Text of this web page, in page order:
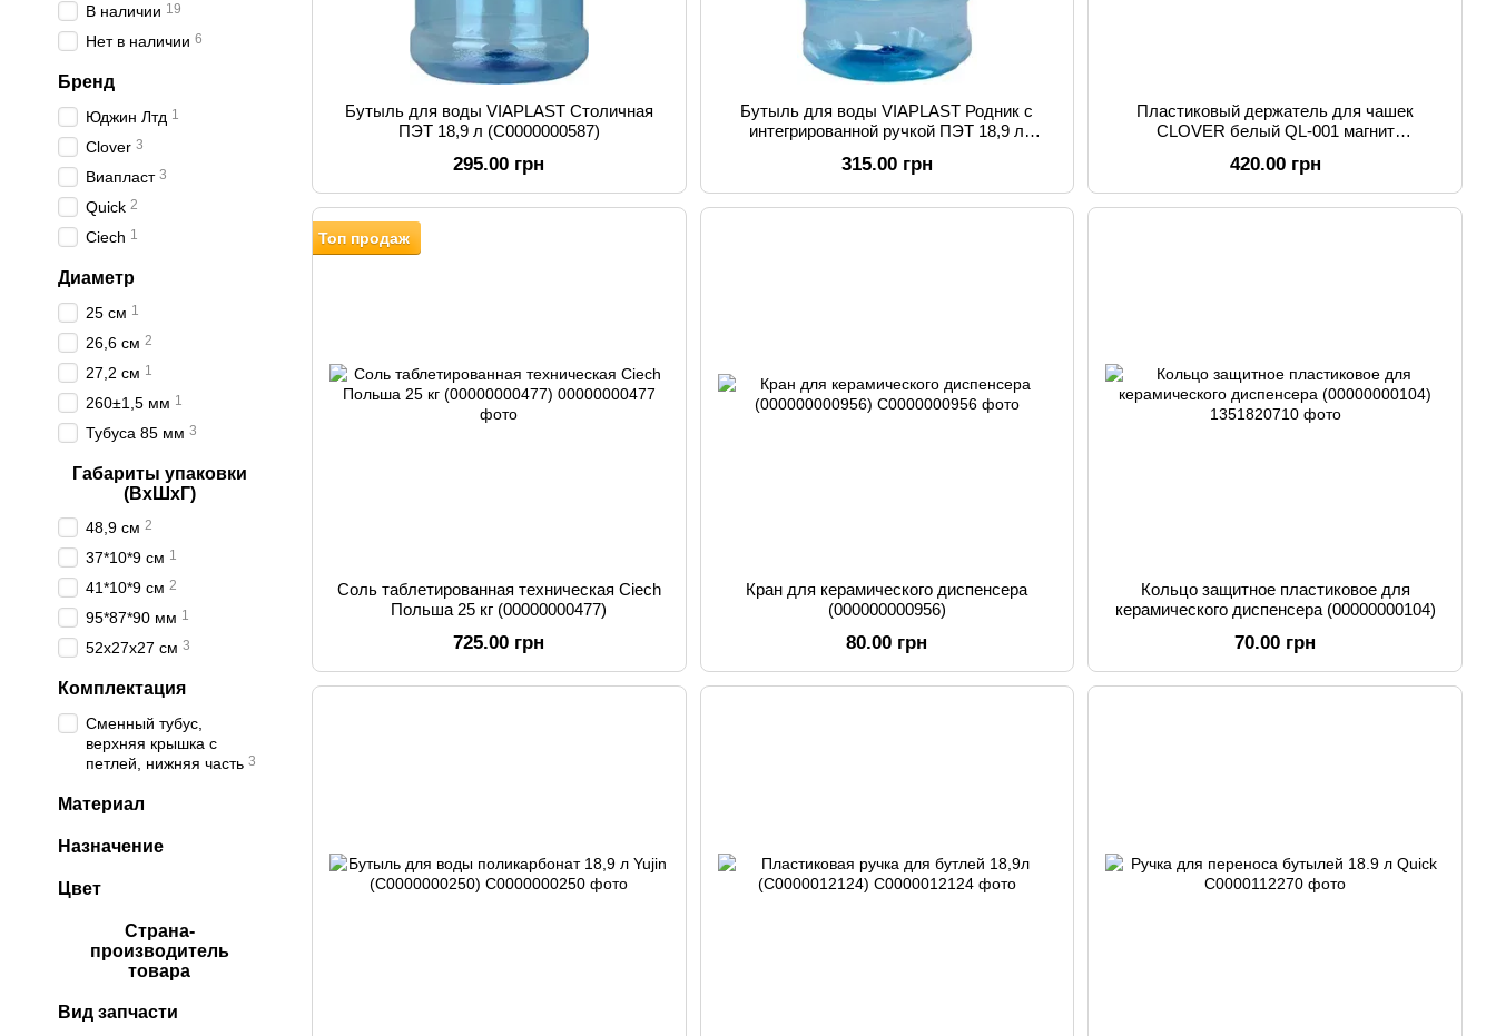
Бутыль для воды VIAPLAST Столичная
ПЭТ 18,9 л (C0000000587)
295.00 грн
Бутыль для воды VIAPLAST Родник с
интегрированной ручкой ПЭТ 18,9 л
315.00 грн
Пластиковый держатель для чашек
CLOVER белый QL-001 магнит
420.00 грн
Топ продаж
Соль таблетированная техническая Ciech
Польша 25 кг (00000000477)
725.00 грн
Кран для керамического диспенсера
(000000000956)
80.00 грн
Кольцо защитное пластиковое для
керамического диспенсера (00000000104)
70.00 грн
В наличии 19
Нет в наличии 6
Бренд
Юджин Лтд 1
Clover 3
Виапласт 3
Quick 2
Ciech 1
Диаметр
25 см 1
26,6 см 2
27,2 см 1
260±1,5 мм 1
Тубуса 85 мм 3
Габариты упаковки
(ВхШхГ)
48,9 см 2
37*10*9 см 1
41*10*9 см 2
95*87*90 мм 1
52х27х27 см 3
Комплектация
Сменный тубус,
верхняя крышка с
петлей, нижняя часть 3
Материал
Назначение
Цвет
Страна-
производитель
товара
Вид запчасти